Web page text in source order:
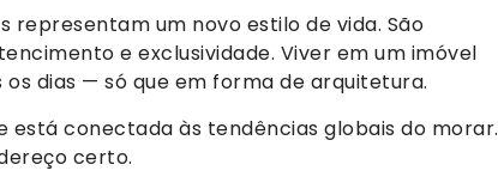
representam um novo estilo de vida. São
e exclusividade. Viver em um imóvel
dias — só que em forma de arquitetura.
está conectada às tendências globais do morar.
certo.